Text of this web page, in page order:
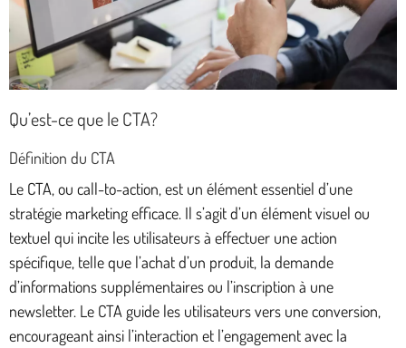
Qu’est-ce que le CTA?
Définition du CTA
Le CTA, ou call-to-action, est un élément essentiel d’une
stratégie marketing efficace. Il s’agit d’un élément visuel ou
textuel qui incite les utilisateurs à effectuer une action
spécifique, telle que l’achat d’un produit, la demande
d’informations supplémentaires ou l’inscription à une
newsletter. Le CTA guide les utilisateurs vers une conversion,
encourageant ainsi l’interaction et l’engagement avec la